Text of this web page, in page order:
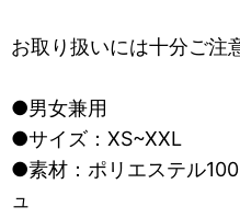
お取り扱いには十分ご注
●男女兼用
●サイズ：XS~XXL
●素材：ポリエステル
ュ